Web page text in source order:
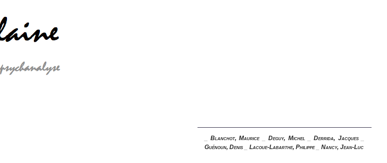
_Blanchot, Maurice_Deguy, Michel_Derrida, Jacques_
Guénoun, Denis_ Lacoue-Labarthe, Philippe_ Nancy, Jean-Luc